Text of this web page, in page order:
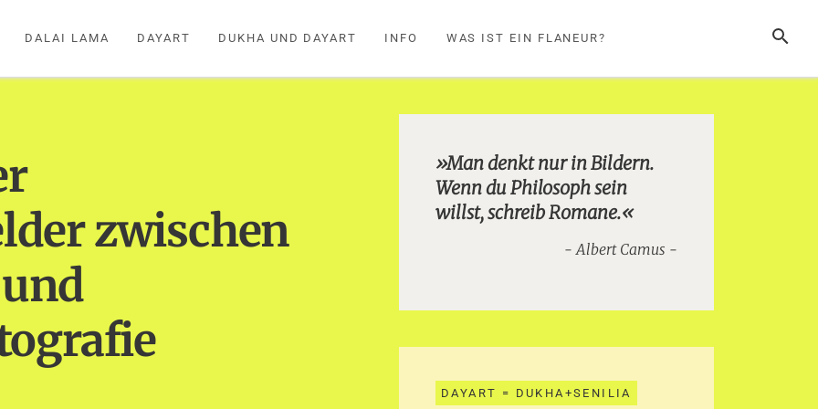
SUCHE
DALAI LAMA DAYART DUKHA UND DAYART INFO WAS IST EIN FLANEUR?
zwischen
»Man denkt nur in Bildern.
Wenn du Philosoph sein
willst, schreib Romane.«
Albert Camus
DAYART = DUKHA+SENILIA